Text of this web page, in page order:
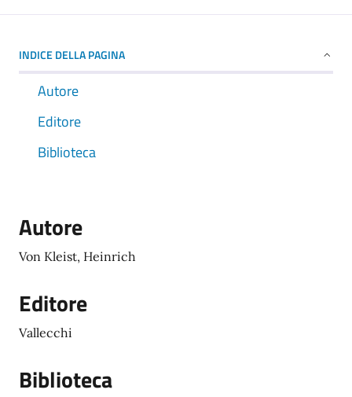
INDICE DELLA PAGINA
Autore
Editore
Biblioteca
Autore
Von Kleist, Heinrich
Editore
Vallecchi
Biblioteca